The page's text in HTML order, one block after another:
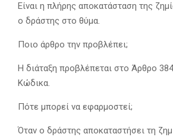
Είναι η πλήρης αποκατάσταση της
ο δράστης στο θύμα.
Ποιο άρθρο την προβλέπει;
Η διάταξη προβλέπεται στο Άρθρο
Κώδικα.
Πότε μπορεί να εφαρμοστεί;
Όταν ο δράστης αποκαταστήσει τη